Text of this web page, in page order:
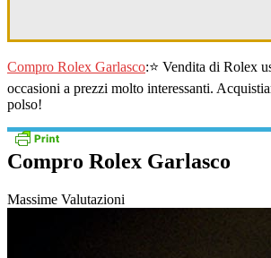
Compro Rolex Garlasco:⭐ Vendita di Rolex
occasioni a prezzi molto interessanti.
polso!
Compro Rolex Garlasco
Massime Valutazioni